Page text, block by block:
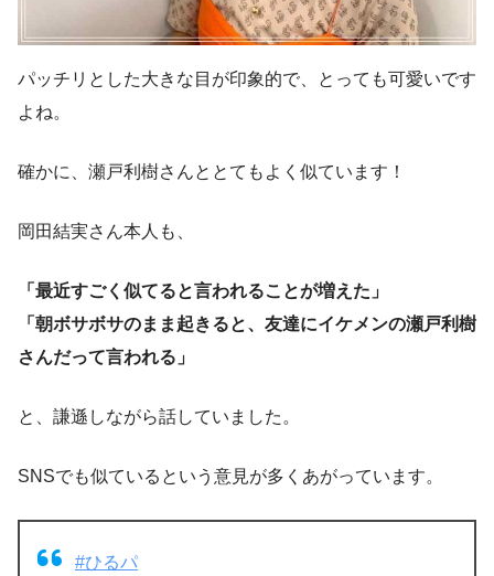
パッチリとした大きな目が印象的で、とっても可愛いです
よね。
確かに、瀬戸利樹さんととてもよく似ています！
岡田結実さん本人も、
「最近すごく似てると言われることが増えた」
「朝ボサボサのまま起きると、友達にイケメンの瀬戸利樹
さんだって言われる」
と、謙遜しながら話していました。
SNSでも似ているという意見が多くあがっています。
#ひるパ